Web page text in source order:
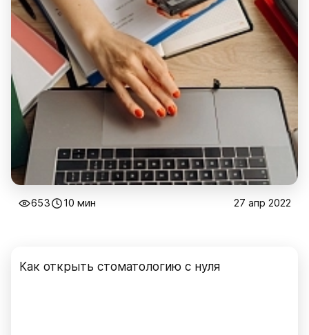
653 10 мин 27 апр 2022
Как открыть стоматологию с нуля